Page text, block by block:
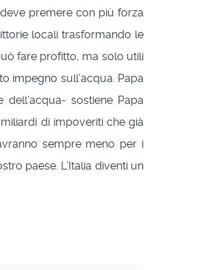
premere con più forza
locali trasformando le
fare profitto, ma solo utili
impegno sull’acqua. Papa
sostiene Papa
di impoveriti che già
sempre meno per i
paese. L’Italia diventi un